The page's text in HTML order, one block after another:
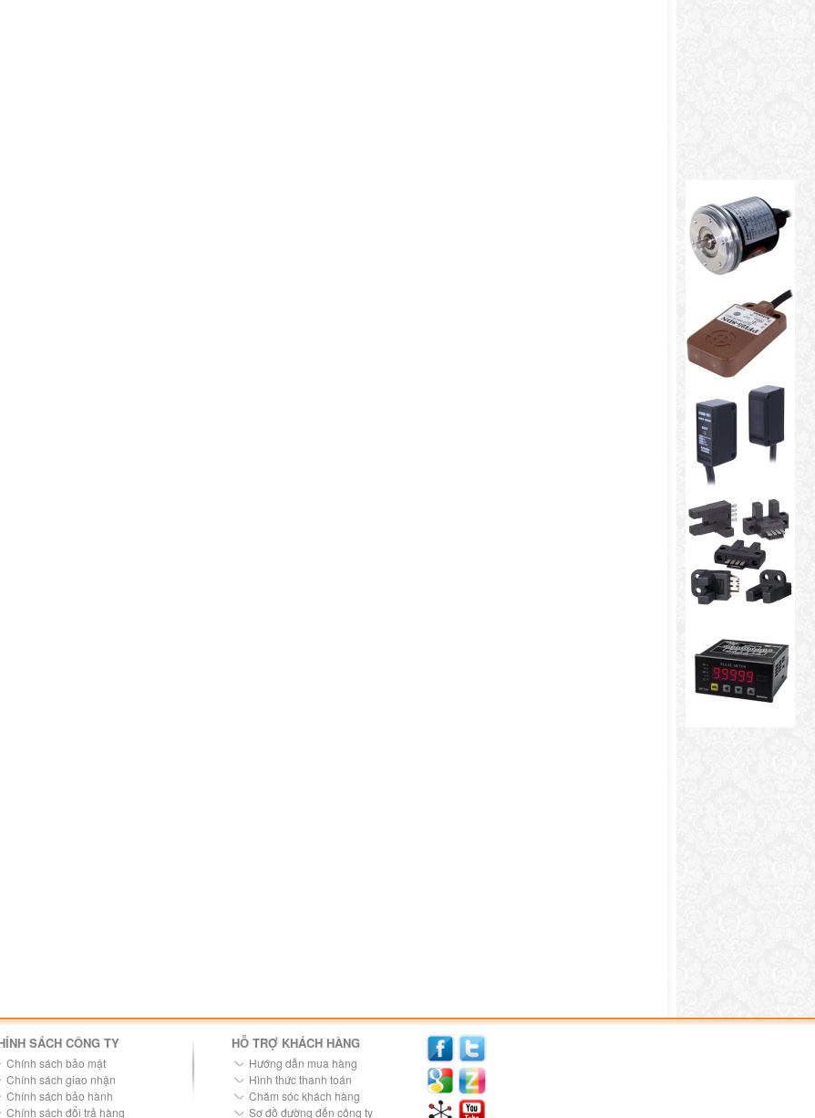
SÁCH CÔNG TY
Chính sách bảo mật
Chính sách giao nhận
Chính sách bảo hành
Chính sách đổi trả hàng
HỖ TRỢ KHÁCH HÀNG
Hướng dẫn mua hàng
Hình thức thanh toán
Chăm sóc khách hàng
Sơ đồ đường đến công ty